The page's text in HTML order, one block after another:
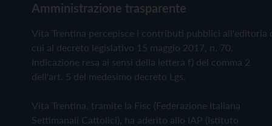
Amministrazione trasparente
Vita Trentina percepisce i contributi pubblici all'editoria
cui al decreto legislativo 15 maggio 2017, n. 70.
Indicazione resa ai sensi della lettera f) del comma 2
dell'art. 5 del medesimo decreto Lgs.
Vita Trentina, tramite la Fisc (Federazione Italiana
Settimanali Cattolici), ha aderito allo IAP (Istituto